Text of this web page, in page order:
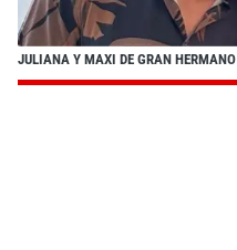
JULIANA Y MAXI DE GRAN HERMANO